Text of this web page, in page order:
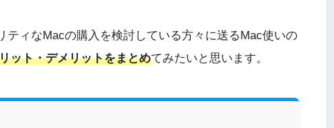
ティなMacの購入を検討している方々に送るMac使いの
ット・デメリットをまとめてみたいと思います。